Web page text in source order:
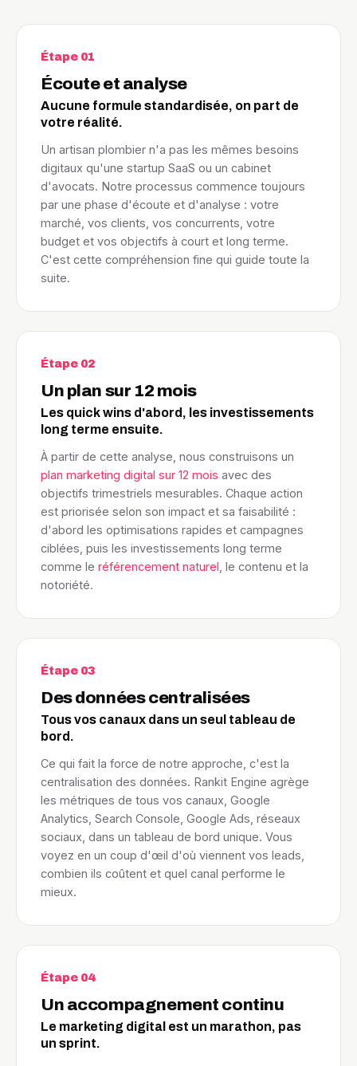
Étape 01
Écoute et analyse
Aucune formule standardisée, on part de
votre réalité.
Un artisan plombier n'a pas les mêmes besoins
digitaux qu'une startup SaaS ou un cabinet
d'avocats. Notre processus commence toujours
par une phase d'écoute et d'analyse : votre
marché, vos clients, vos concurrents, votre
budget et vos objectifs à court et long terme.
C'est cette compréhension fine qui guide toute la
suite.
Étape 02
Un plan sur 12 mois
Les quick wins d'abord, les investissements
long terme ensuite.
À partir de cette analyse, nous construisons un
plan marketing digital sur 12 mois avec des
objectifs trimestriels mesurables. Chaque action
est priorisée selon son impact et sa faisabilité :
d'abord les optimisations rapides et campagnes
ciblées, puis les investissements long terme
comme le référencement naturel , le contenu et la
notoriété.
Étape 03
Des données centralisées
Tous vos canaux dans un seul tableau de
bord.
Ce qui fait la force de notre approche, c'est la
centralisation des données. Rankit Engine agrège
les métriques de tous vos canaux, Google
Analytics, Search Console, Google Ads, réseaux
sociaux, dans un tableau de bord unique. Vous
voyez en un coup d'œil d'où viennent vos leads,
combien ils coûtent et quel canal performe le
mieux.
Étape 04
Un accompagnement continu
Le marketing digital est un marathon, pas
un sprint.